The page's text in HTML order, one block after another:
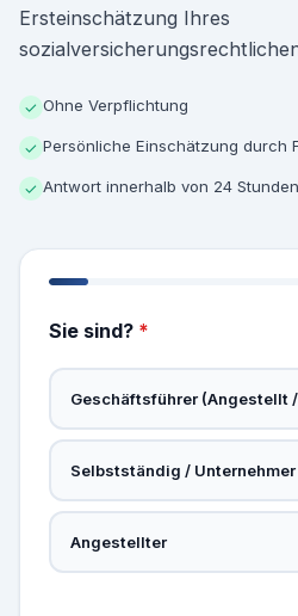
Ersteinschätzung Ihres
✓ Ohne Verpflichtung
✓ Persönliche Einschätzung durch
✓ Antwort innerhalb von 24 Stunden
Sie sind? *
Geschäftsführer (Angestellt
Selbstständig / Unternehmer
Angestellter